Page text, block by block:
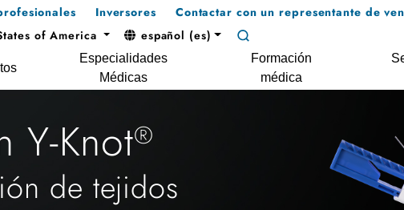
Especialidades
Médicas
Formación
médica
Inversores
Contactar con un representante de
of America
español (es)
Y-Knot®
de tejidos